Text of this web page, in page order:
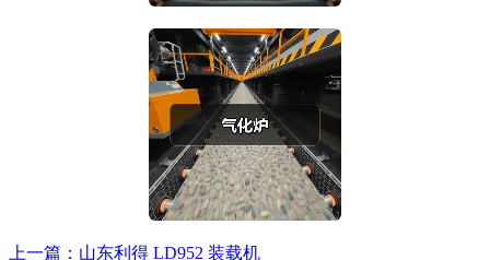
上一篇：山东利得 LD952 装载机